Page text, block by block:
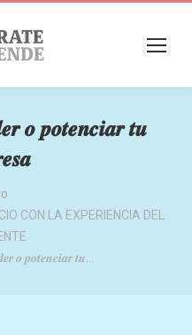
𝒐 𝒑𝒐𝒕𝒆𝒏𝒄𝒊𝒂𝒓 𝒕𝒖
CON LA EXPERIENCIA DEL
𝒐 𝒑𝒐𝒕𝒆𝒏𝒄𝒊𝒂𝒓 𝒕𝒖…